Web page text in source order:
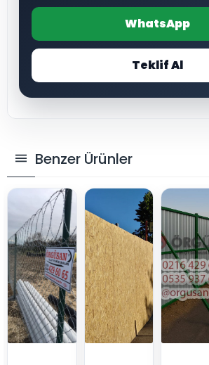
WhatsApp
Teklif Al
Benzer Ürünler